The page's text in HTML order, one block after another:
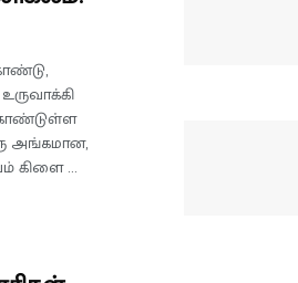
அங்கமான,
கிளை ...